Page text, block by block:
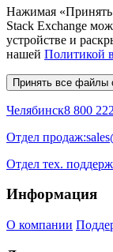
Нажимая «Принять
Stack Exchange
устройстве и
нашей Политикой
Принять все файлы
Челябинск8 800
Отдел продаж:
Отдел тех.
Информация
О компании